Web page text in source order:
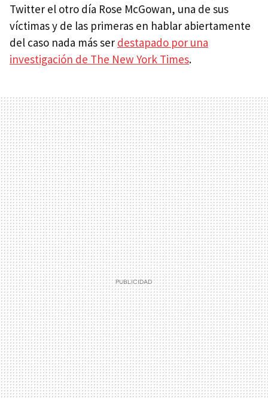
Twitter el otro día Rose McGowan, una de sus
víctimas y de las primeras en hablar abiertamente
del caso nada más ser destapado por una
investigación de The New York Times.